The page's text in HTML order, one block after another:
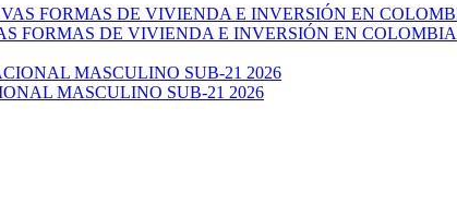
FORMAS DE VIVIENDA E INVERSIÓN EN COLOMBIA
MASCULINO SUB-21 2026